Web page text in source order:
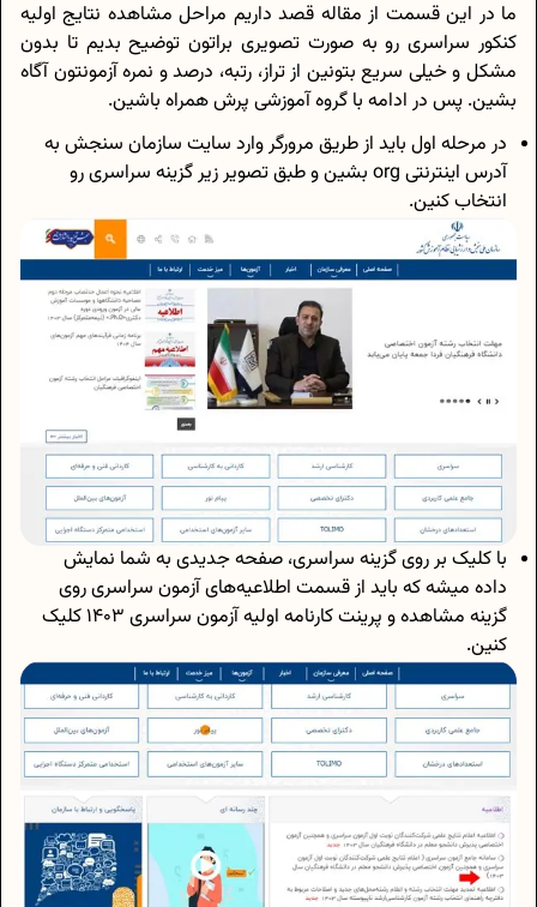
ما در این قسمت از مقاله قصد داریم مراحل مشاهده نتایج اولیه
کنکور سراسری رو به صورت تصویری براتون توضیح بدیم تا بدون
مشکل و خیلی سریع بتونین از تراز، رتبه، درصد و نمره آزمونتون آگاه
بشین. پس در ادامه با گروه آموزشی پرش همراه باشین.
در مرحله اول باید از طریق مرورگر وارد سایت سازمان سنجش به
آدرس اینترنتی org بشین و طبق تصویر زیر گزینه سراسری رو
انتخاب کنین.
با کلیک بر روی گزینه سراسری، صفحه جدیدی به شما نمایش
داده میشه که باید از قسمت اطلاعیه‌های آزمون سراسری روی
گزینه مشاهده و پرینت کارنامه اولیه آزمون سراسری 1403 کلیک
کنین.